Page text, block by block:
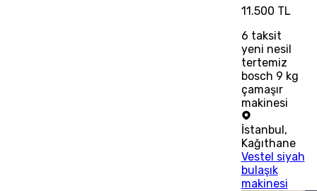
11.500 TL
6 taksit
yeni nesil
tertemiz
bosch 9 kg
çamaşır
makinesi
İstanbul,
Kağıthane
Vestel siyah
bulaşık
makinesi